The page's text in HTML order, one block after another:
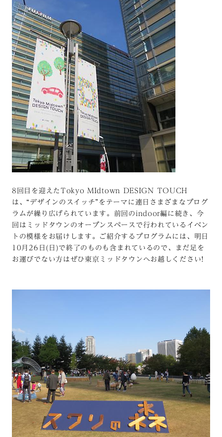
8回目を迎えたTokyo MIdtown DESIGN TOUCH
は、“デザインのスイッチ”をテーマに連日さまざまなプログ
ラムが繰り広げられています。前回のindoor編に続き、今
回はミッドタウンのオープンスペースで行われているイベン
トの模様をお届けします。ご紹介するプログラムには、明日
10月26日(日)で終了のものも含まれているので、まだ足を
お運びでない方はぜひ東京ミッドタウンへお越しください!